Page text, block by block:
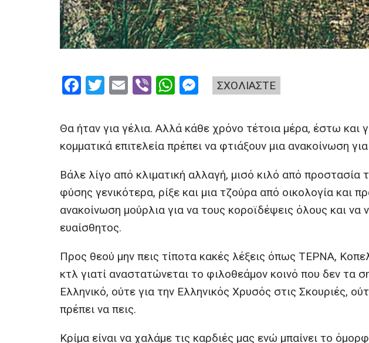
ΣΧΟΛΙΑΣΤΕ
F
ce
b
o
k
T
tt
er
E
ail
Vi
er
W
at
s
p
p
se
n
er
Θα ήταν για γέλια. Αλλά κάθε χρόνο τέτοια μέρα, έστω και
κομματικά επιτελεία πρέπει να φτιάξουν μια ανακοίνωση
Βάλε λίγο από κλιματική αλλαγή, μισό κιλό από
φύσης γενικότερα, ρίξε και μια τζούρα από οικολογία και
ανακοίνωση μούρλια για να τους κοροϊδέψεις όλους και να
ευαίσθητος.
Προς θεού μην πεις τίποτα κακές λέξεις όπως ΤΕΡΝΑ,
κτλ γιατί αναστατώνεται το φιλοθεάμον κοινό που δεν τα
Ελληνικό, ούτε για την Ελληνικός Χρυσός στις Σκουριές,
πρέπει να πεις.
Κρίμα είναι να χαλάμε τις καρδιές μας ενώ μπαίνει το